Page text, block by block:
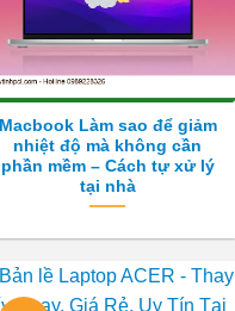
Macbook Làm sao để giảm
nhiệt độ mà không cần
phần mềm – Cách tự xử lý
tại nhà